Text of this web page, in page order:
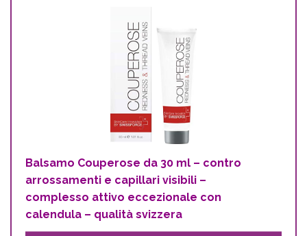
Balsamo Couperose da 30 ml – contro
arrossamenti e capillari visibili –
complesso attivo eccezionale con
calendula – qualità svizzera